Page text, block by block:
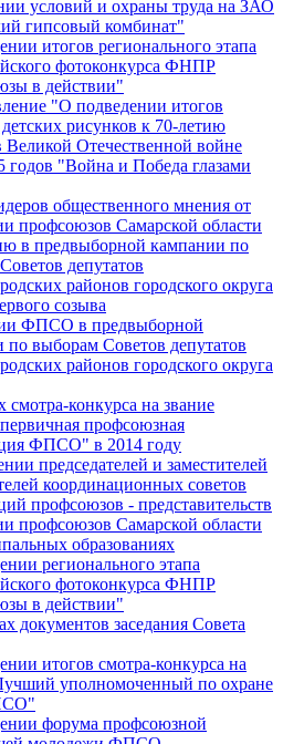
условий и охраны труда на ЗАО
гипсовый комбинат"
итогов регионального этапа
фотоконкурса ФНПР
в действии"
"О подведении итогов
рисунков к 70-летию
Отечественной войне
годов "Война и Победа глазами
общественного мнения от
профсоюзов Самарской области
в предвыборной кампании по
депутатов
районов городского округа
созыва
ФПСО в предвыборной
по выборам Советов депутатов
районов городского округа
смотра-конкурса на звание
профсоюзная
ФПСО" в 2014 году
председателей и заместителей
координационных советов
профсоюзов - представительств
профсоюзов Самарской области
образованиях
регионального этапа
фотоконкурса ФНПР
в действии"
документов заседания Совета
итогов смотра-конкурса на
уполномоченный по охране
форума профсоюзной